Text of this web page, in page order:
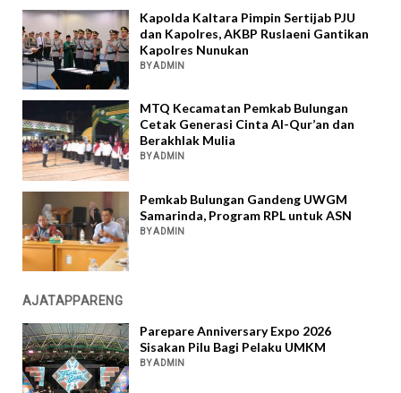
Kapolda Kaltara Pimpin Sertijab PJU
dan Kapolres, AKBP Ruslaeni Gantikan
Kapolres Nunukan
BY ADMIN
MTQ Kecamatan Pemkab Bulungan
Cetak Generasi Cinta Al-Qur’an dan
Berakhlak Mulia
BY ADMIN
Pemkab Bulungan Gandeng UWGM
Samarinda, Program RPL untuk ASN
BY ADMIN
AJATAPPARENG
Parepare Anniversary Expo 2026
Sisakan Pilu Bagi Pelaku UMKM
BY ADMIN